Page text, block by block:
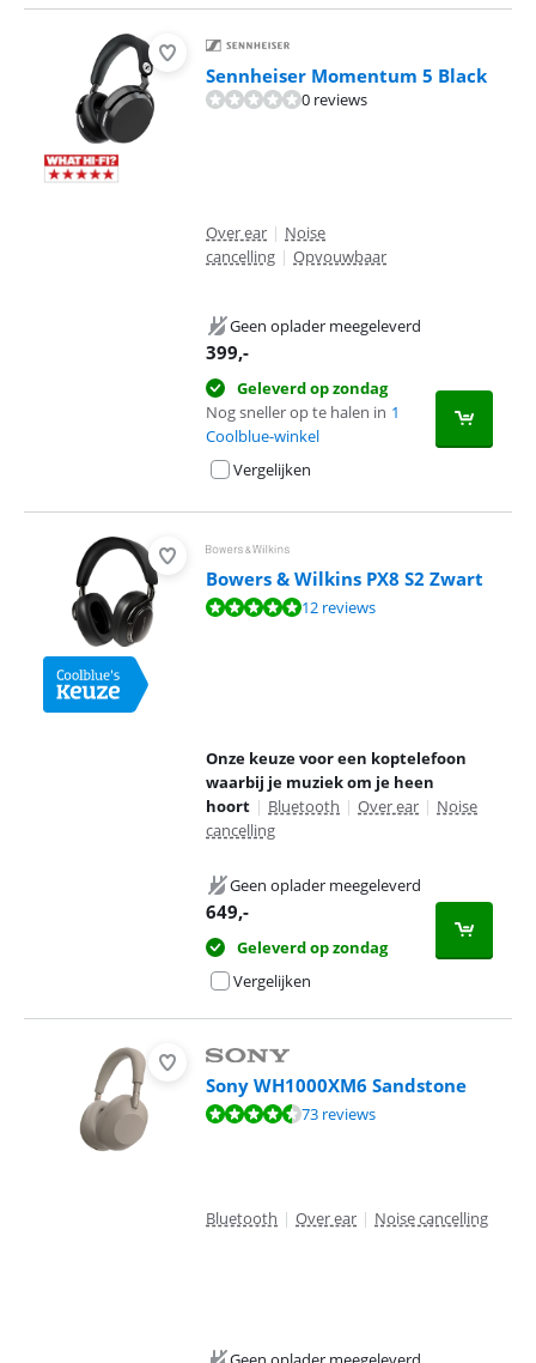
Sennheiser Momentum 5 Black
0 reviews
Over ear | Noise
cancelling | Opvouwbaar
Geen oplader meegeleverd
399,-
Geleverd op zondag
Nog sneller op te halen in 1
Coolblue-winkel
Vergelijken
Bowers & Wilkins PX8 S2 Zwart
Beoordeling is 9,5 van de 10, gebaseerd op 12 reviews.
12 reviews
Onze keuze voor een koptelefoon
waarbij je muziek om je heen
hoort | Bluetooth | Over ear | Noise
cancelling
Geen oplader meegeleverd
649,-
Geleverd op zondag
Vergelijken
Sony WH1000XM6 Sandstone
Beoordeling is 8,6 van de 10, gebaseerd op 73 reviews.
73 reviews
Bluetooth | Over ear | Noise cancelling